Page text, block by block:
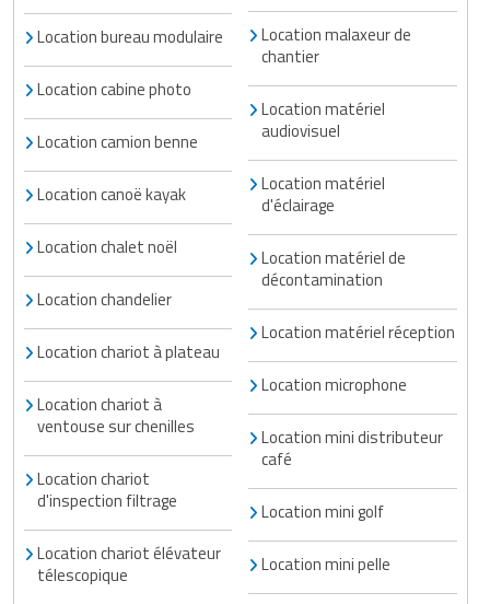
Location bureau modulaire
Location cabine photo
Location camion benne
Location canoë kayak
Location chalet noël
Location chandelier
Location chariot à plateau
Location chariot à
ventouse sur chenilles
Location chariot
d'inspection filtrage
Location chariot élévateur
télescopique
Location malaxeur de
chantier
Location matériel
audiovisuel
Location matériel
d'éclairage
Location matériel de
décontamination
Location matériel réception
Location microphone
Location mini distributeur
café
Location mini golf
Location mini pelle